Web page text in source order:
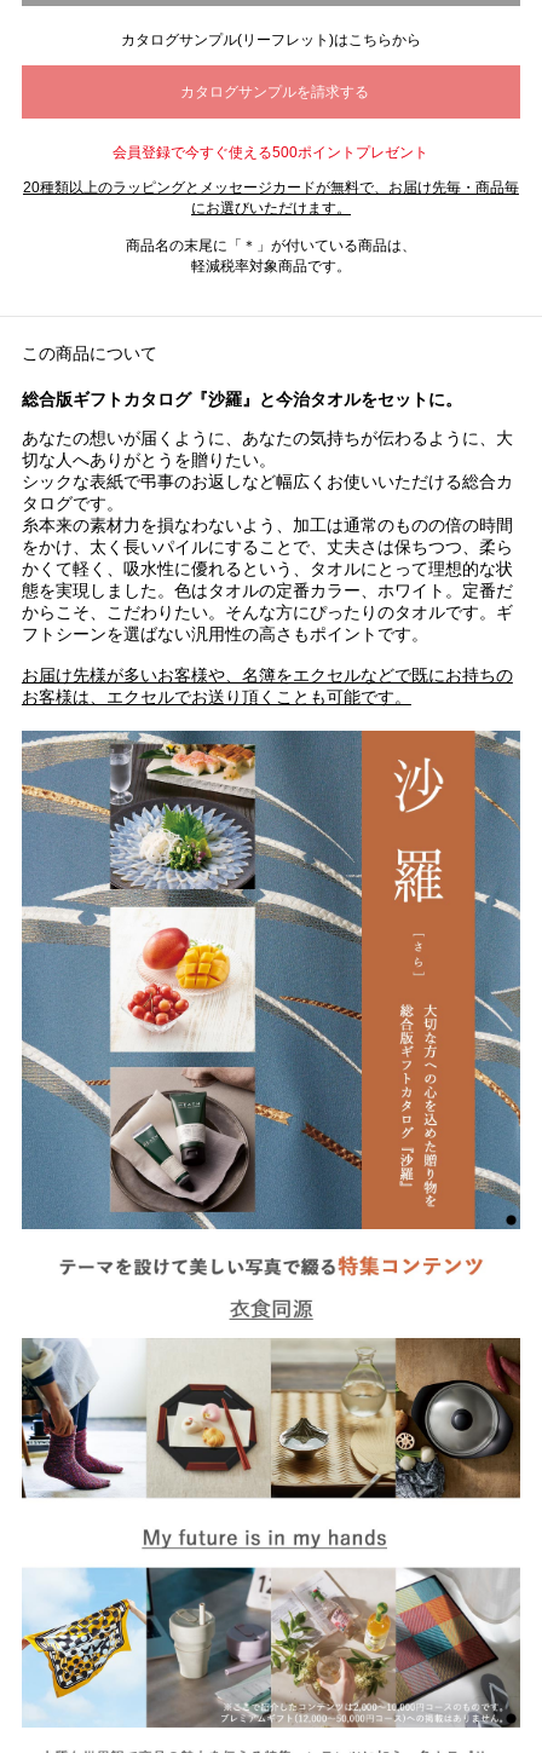
カタログサンプル(リーフレット)はこちらから
会員登録で今すぐ使える500ポイントプレゼント
20種類以上のラッピングとメッセージカードが無料で、お届け先毎・商品毎
にお選びいただけます。
商品名の末尾に「＊」が付いている商品は、
軽減税率対象商品です。
この商品について
総合版ギフトカタログ『沙羅』と今治タオルをセットに。
あなたの想いが届くように、あなたの気持ちが伝わるように、大
切な人へありがとうを贈りたい。
シックな表紙で弔事のお返しなど幅広くお使いいただける総合カ
タログです。
糸本来の素材力を損なわないよう、加工は通常のものの倍の時間
をかけ、太く長いパイルにすることで、丈夫さは保ちつつ、柔ら
かくて軽く、吸水性に優れるという、タオルにとって理想的な状
態を実現しました。色はタオルの定番カラー、ホワイト。定番だ
からこそ、こだわりたい。そんな方にぴったりのタオルです。ギ
フトシーンを選ばない汎用性の高さもポイントです。
お届け先様が多いお客様や、名簿をエクセルなどで既にお持ちの
お客様は、エクセルでお送り頂くことも可能です。